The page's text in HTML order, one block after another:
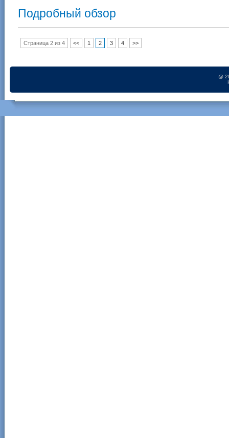
Подробный обзор
Страница 2 из 4 << 1 2 3 4 >>
@